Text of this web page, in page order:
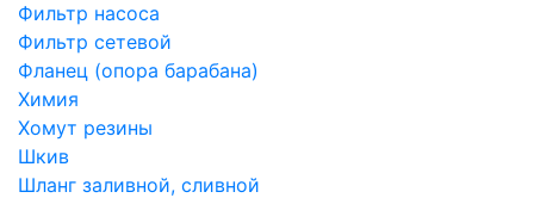
Фильтр насоса
Фильтр сетевой
Фланец (опора барабана)
Химия
Хомут резины
Шкив
Шланг заливной, сливной